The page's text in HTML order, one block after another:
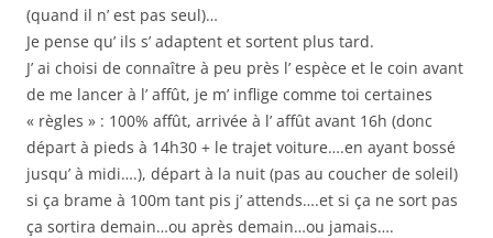
(quand il n’ est pas seul)…
Je pense qu’ ils s’ adaptent et sortent plus tard.
J’ ai choisi de connaître à peu près l’ espèce et le coin avant
de me lancer à l’ affût, je m’ inflige comme toi certaines
« règles » : 100% affût, arrivée à l’ affût avant 16h (donc
départ à pieds à 14h30 + le trajet voiture….en ayant bossé
jusqu’ à midi….), départ à la nuit (pas au coucher de soleil)
si ça brame à 100m tant pis j’ attends….et si ça ne sort pas
ça sortira demain…ou après demain…ou jamais….